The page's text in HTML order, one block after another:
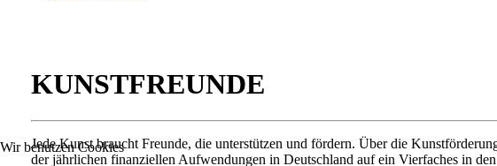
KUNSTFREUNDE
Jede Kunst braucht Freunde, die unterstützen und fördern. Über die
der jährlichen finanziellen Aufwendungen in Deutschland auf ein Vierfaches in
Wir benutzen Cookies